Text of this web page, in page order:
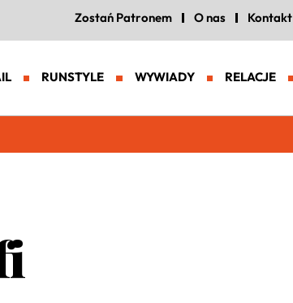
Zostań Patronem O nas Kontakt
RUNSTYLE WYWIADY RELACJE
zaawansowanych butów trailowych